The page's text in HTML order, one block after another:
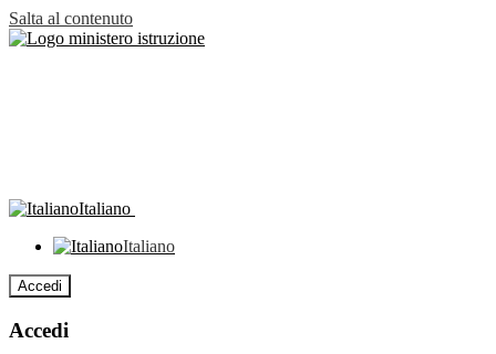
Salta al contenuto
Italiano
Italiano
Accedi
Accedi